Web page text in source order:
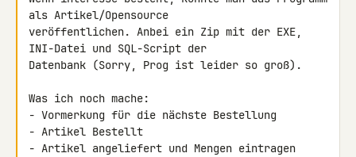
als Artikel/Opensource
veröffentlichen. Anbei ein Zip mit der EXE,
INI-Datei und SQL-Script der
Datenbank (Sorry, Prog ist leider so groß).
Was ich noch mache:
- Vormerkung für die nächste Bestellung
- Artikel Bestellt
- Artikel angeliefert und Mengen eintragen